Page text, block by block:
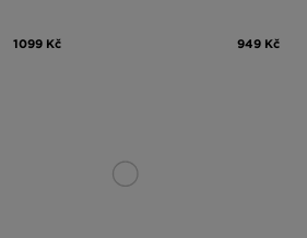
1099 Kč 949 Kč